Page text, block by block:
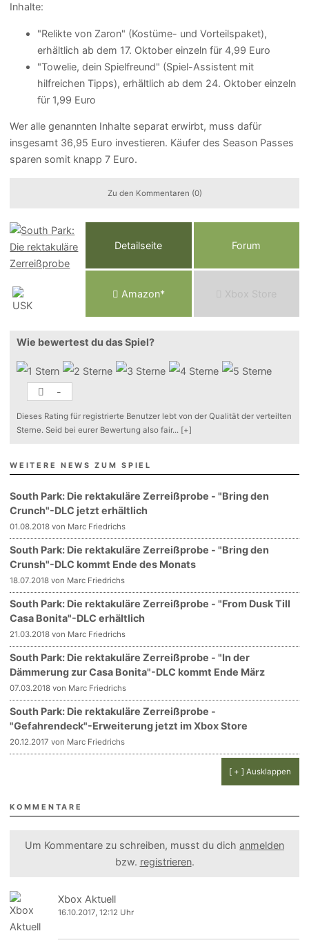
Inhalte:
"Relikte von Zaron" (Kostüme- und Vorteilspaket),
erhältlich ab dem 17. Oktober einzeln für 4,99 Euro
"Towelie, dein Spielfreund" (Spiel-Assistent mit
hilfreichen Tipps), erhältlich ab dem 24. Oktober einzeln
für 1,99 Euro
Wer alle genannten Inhalte separat erwirbt, muss dafür
insgesamt 36,95 Euro investieren. Käufer des Season Passes
sparen somit knapp 7 Euro.
Zu den Kommentaren (0)
Detailseite Forum
Amazon* Xbox Store
Wie bewertest du das Spiel?
-
Dieses Rating für registrierte Benutzer lebt von der Qualität der verteilten
Sterne. Seid bei eurer Bewertung also fair... [+]
WEITERE NEWS ZUM SPIEL
South Park: Die rektakuläre Zerreißprobe - "Bring den
Crunch"-DLC jetzt erhältlich
01.08.2018 von Marc Friedrichs
South Park: Die rektakuläre Zerreißprobe - "Bring den
Crunsh"-DLC kommt Ende des Monats
18.07.2018 von Marc Friedrichs
South Park: Die rektakuläre Zerreißprobe - "From Dusk Till
Casa Bonita"-DLC erhältlich
21.03.2018 von Marc Friedrichs
South Park: Die rektakuläre Zerreißprobe - "In der
Dämmerung zur Casa Bonita"-DLC kommt Ende März
07.03.2018 von Marc Friedrichs
South Park: Die rektakuläre Zerreißprobe -
"Gefahrendeck"-Erweiterung jetzt im Xbox Store
20.12.2017 von Marc Friedrichs
[ + ] Ausklappen
KOMMENTARE
Um Kommentare zu schreiben, musst du dich anmelden
bzw. registrieren.
Xbox Aktuell
16.10.2017, 12:12 Uhr